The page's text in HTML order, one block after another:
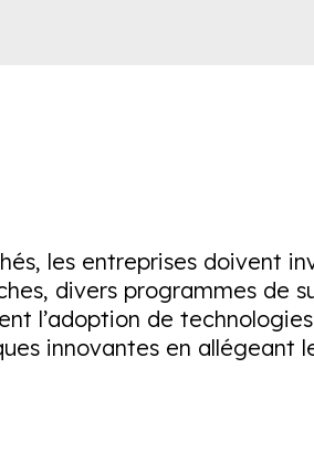
les entreprises doivent
divers programmes de
l’adoption de
innovantes en allégeant